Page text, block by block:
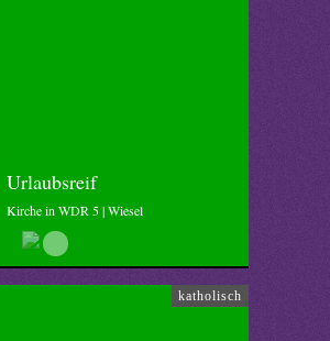
Urlaubsreif
Kirche in WDR 5 | Wiesel
katholisch